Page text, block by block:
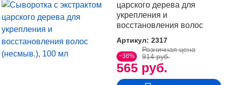
царского дерева для
укрепления и
восстановления волос
Артикул: 2317
−38%
565 руб.
Розничная цена
914 руб.